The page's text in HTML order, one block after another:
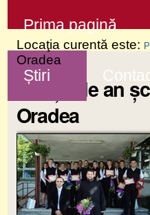
la
conţinut
Sari
la
navigare
Prima pagină
Știri
Locaţia curentă este:
Oradea
Sfârşit de an
Oradea